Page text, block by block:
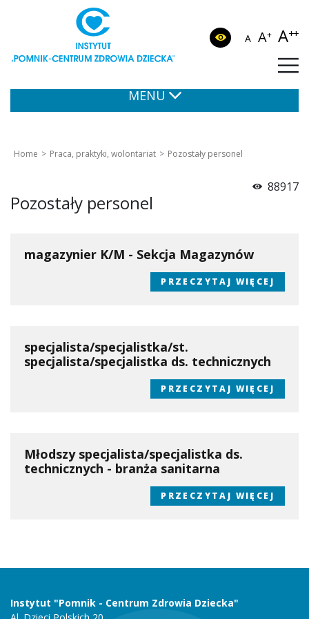
A A+ A++
MENU
Home Praca, praktyki, wolontariat Pozostały personel
88917
Pozostały personel
magazynier K/M - Sekcja Magazynów
PRZECZYTAJ WIĘCEJ
specjalista/specjalistka/st.
specjalista/specjalistka ds. technicznych
PRZECZYTAJ WIĘCEJ
Młodszy specjalista/specjalistka ds.
technicznych - branża sanitarna
PRZECZYTAJ WIĘCEJ
Instytut "Pomnik - Centrum Zdrowia Dziecka"